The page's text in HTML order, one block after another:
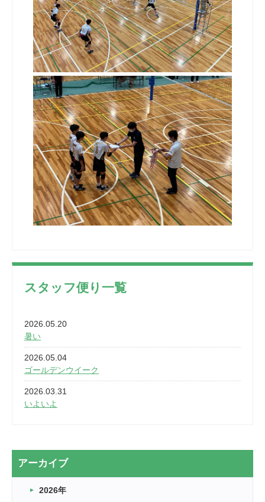
スタッフ便り一覧
2026.05.20
暑い
2026.05.04
ゴールデンウイーク
2026.03.31
いよいよ
2026.03.20
なぎなた
2026.03.16
アーカイブ
2026年